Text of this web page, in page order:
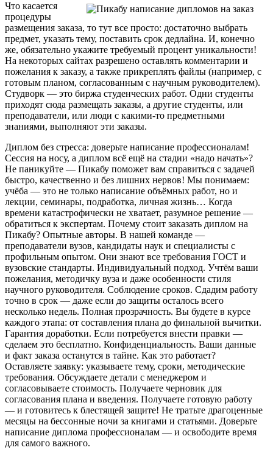
Что касается
процедуры
размещения заказа, то тут все просто: достаточно выбрать
предмет, указать тему, поставить срок дедлайна. И, конечно
же, обязательно укажите требуемый процент уникальности!
На некоторых сайтах разрешено оставлять комментарии и
пожелания к заказу, а также прикреплять файлы (например, с
готовым планом, согласованным с научным руководителем).
Студворк — это биржа студенческих работ. Одни студенты
приходят сюда размещать заказы, а другие студенты, или
преподаватели, или люди с какими-то предметными
знаниями, выполняют эти заказы.
Диплом без стресса: доверьте написание профессионалам!
Сессия на носу, а диплом всё ещё на стадии «надо начать»?
Не паникуйте — Пикабу поможет вам справиться с задачей
быстро, качественно и без лишних нервов! Мы понимаем:
учёба — это не только написание объёмных работ, но и
лекции, семинары, подработка, личная жизнь… Когда
времени катастрофически не хватает, разумное решение —
обратиться к экспертам. Почему стоит заказать диплом на
Пикабу? Опытные авторы. В нашей команде —
преподаватели вузов, кандидаты наук и специалисты с
профильным опытом. Они знают все требования ГОСТ и
вузовские стандарты. Индивидуальный подход. Учтём ваши
пожелания, методичку вуза и даже особенности стиля
научного руководителя. Соблюдение сроков. Сдадим работу
точно в срок — даже если до защиты осталось всего
несколько недель. Полная прозрачность. Вы будете в курсе
каждого этапа: от составления плана до финальной вычитки.
Гарантия доработки. Если потребуется внести правки —
сделаем это бесплатно. Конфиденциальность. Ваши данные
и факт заказа останутся в тайне. Как это работает?
Оставляете заявку: указываете тему, сроки, методические
требования. Обсуждаете детали с менеджером и
согласовываете стоимость. Получаете черновик для
согласования плана и введения. Получаете готовую работу
— и готовитесь к блестящей защите! Не тратьте драгоценные
месяцы на бессонные ночи за книгами и статьями. Доверьте
написание диплома профессионалам — и освободите время
для самого важного.